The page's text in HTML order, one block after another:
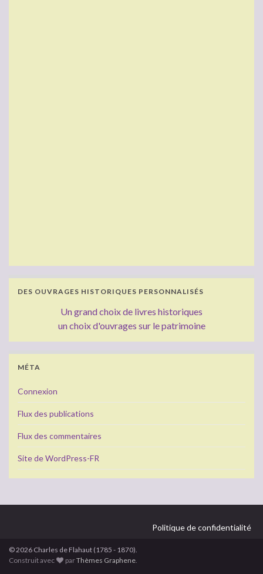
DES OUVRAGES HISTORIQUES PERSONNALISÉS
Un grand choix de livres historiques
un choix d'ouvrages sur le patrimoine
MÉTA
Connexion
Flux des publications
Flux des commentaires
Site de WordPress-FR
Politique de confidentialité
© 2026 Charles de Flahaut (1785 - 1870).
Construit avec
parThèmes Graphene